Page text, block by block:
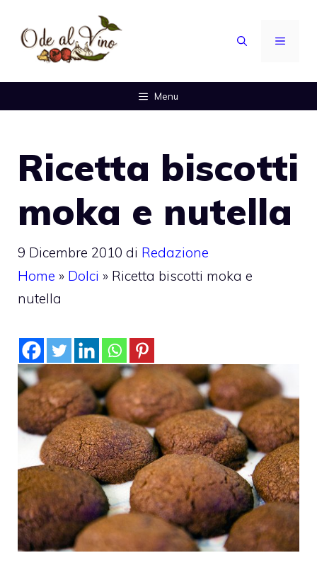
contenuto
MENU
Menu
Ricetta biscotti
moka e nutella
9 Dicembre 2010 di Redazione
Home » Dolci » Ricetta biscotti moka e
nutella